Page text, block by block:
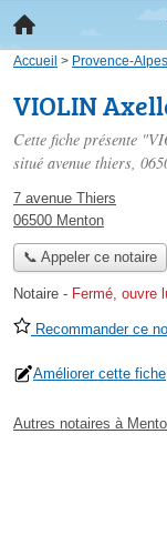
Accueil > Provence-
VIOLIN
Cette fiche présente
situé avenue thiers,
7 avenue Thiers
06500 Menton
📞 Appeler ce notaire
Notaire - Fermé, ouvre
Recommander ce
Améliorer cette fiche
Autres notaires à